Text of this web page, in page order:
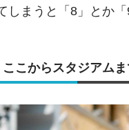
しまうと「8」とか
ここからスタジアム